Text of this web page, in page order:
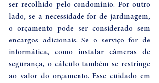
ser recolhido pelo condomínio. Por outro
lado, se a necessidade for de jardinagem,
o orçamento pode ser considerado sem
encargos adicionais. Se o serviço for de
informática, como instalar câmeras de
segurança, o cálculo também se restringe
ao valor do orçamento. Esse cuidado em